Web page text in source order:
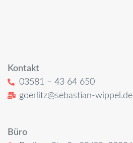
Kontakt
03581 – 43 64 650
goerlitz@sebastian-wippel.de
Büro